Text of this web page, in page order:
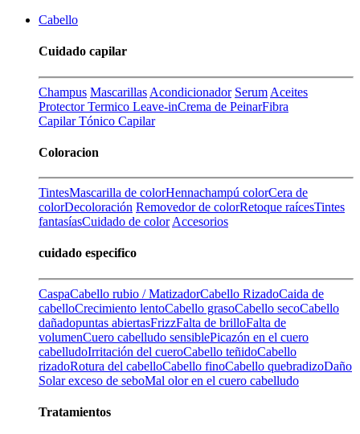
Cabello
Cuidado capilar
Champus Mascarillas Acondicionador Serum Aceites
Protector Termico Leave-inCrema de PeinarFibra
CapilarTónico Capilar
Coloracion
TintesMascarilla de colorHennachampú colorCera de
colorDecoloración Removedor de colorRetoque raícesTintes
fantasíasCuidado de color Accesorios
cuidado especifico
CaspaCabello rubio / MatizadorCabello RizadoCaida de
cabelloCrecimiento lentoCabello grasoCabello secoCabello
dañadopuntas abiertasFrizzFalta de brilloFalta de
volumenCuero cabelludo sensiblePicazón en el cuero
cabelludoIrritación del cueroCabello teñidoCabello
rizadoRotura del cabelloCabello finoCabello quebradizoDaño
Solarexceso de seboMal olor en el cuero cabelludo
Tratamientos